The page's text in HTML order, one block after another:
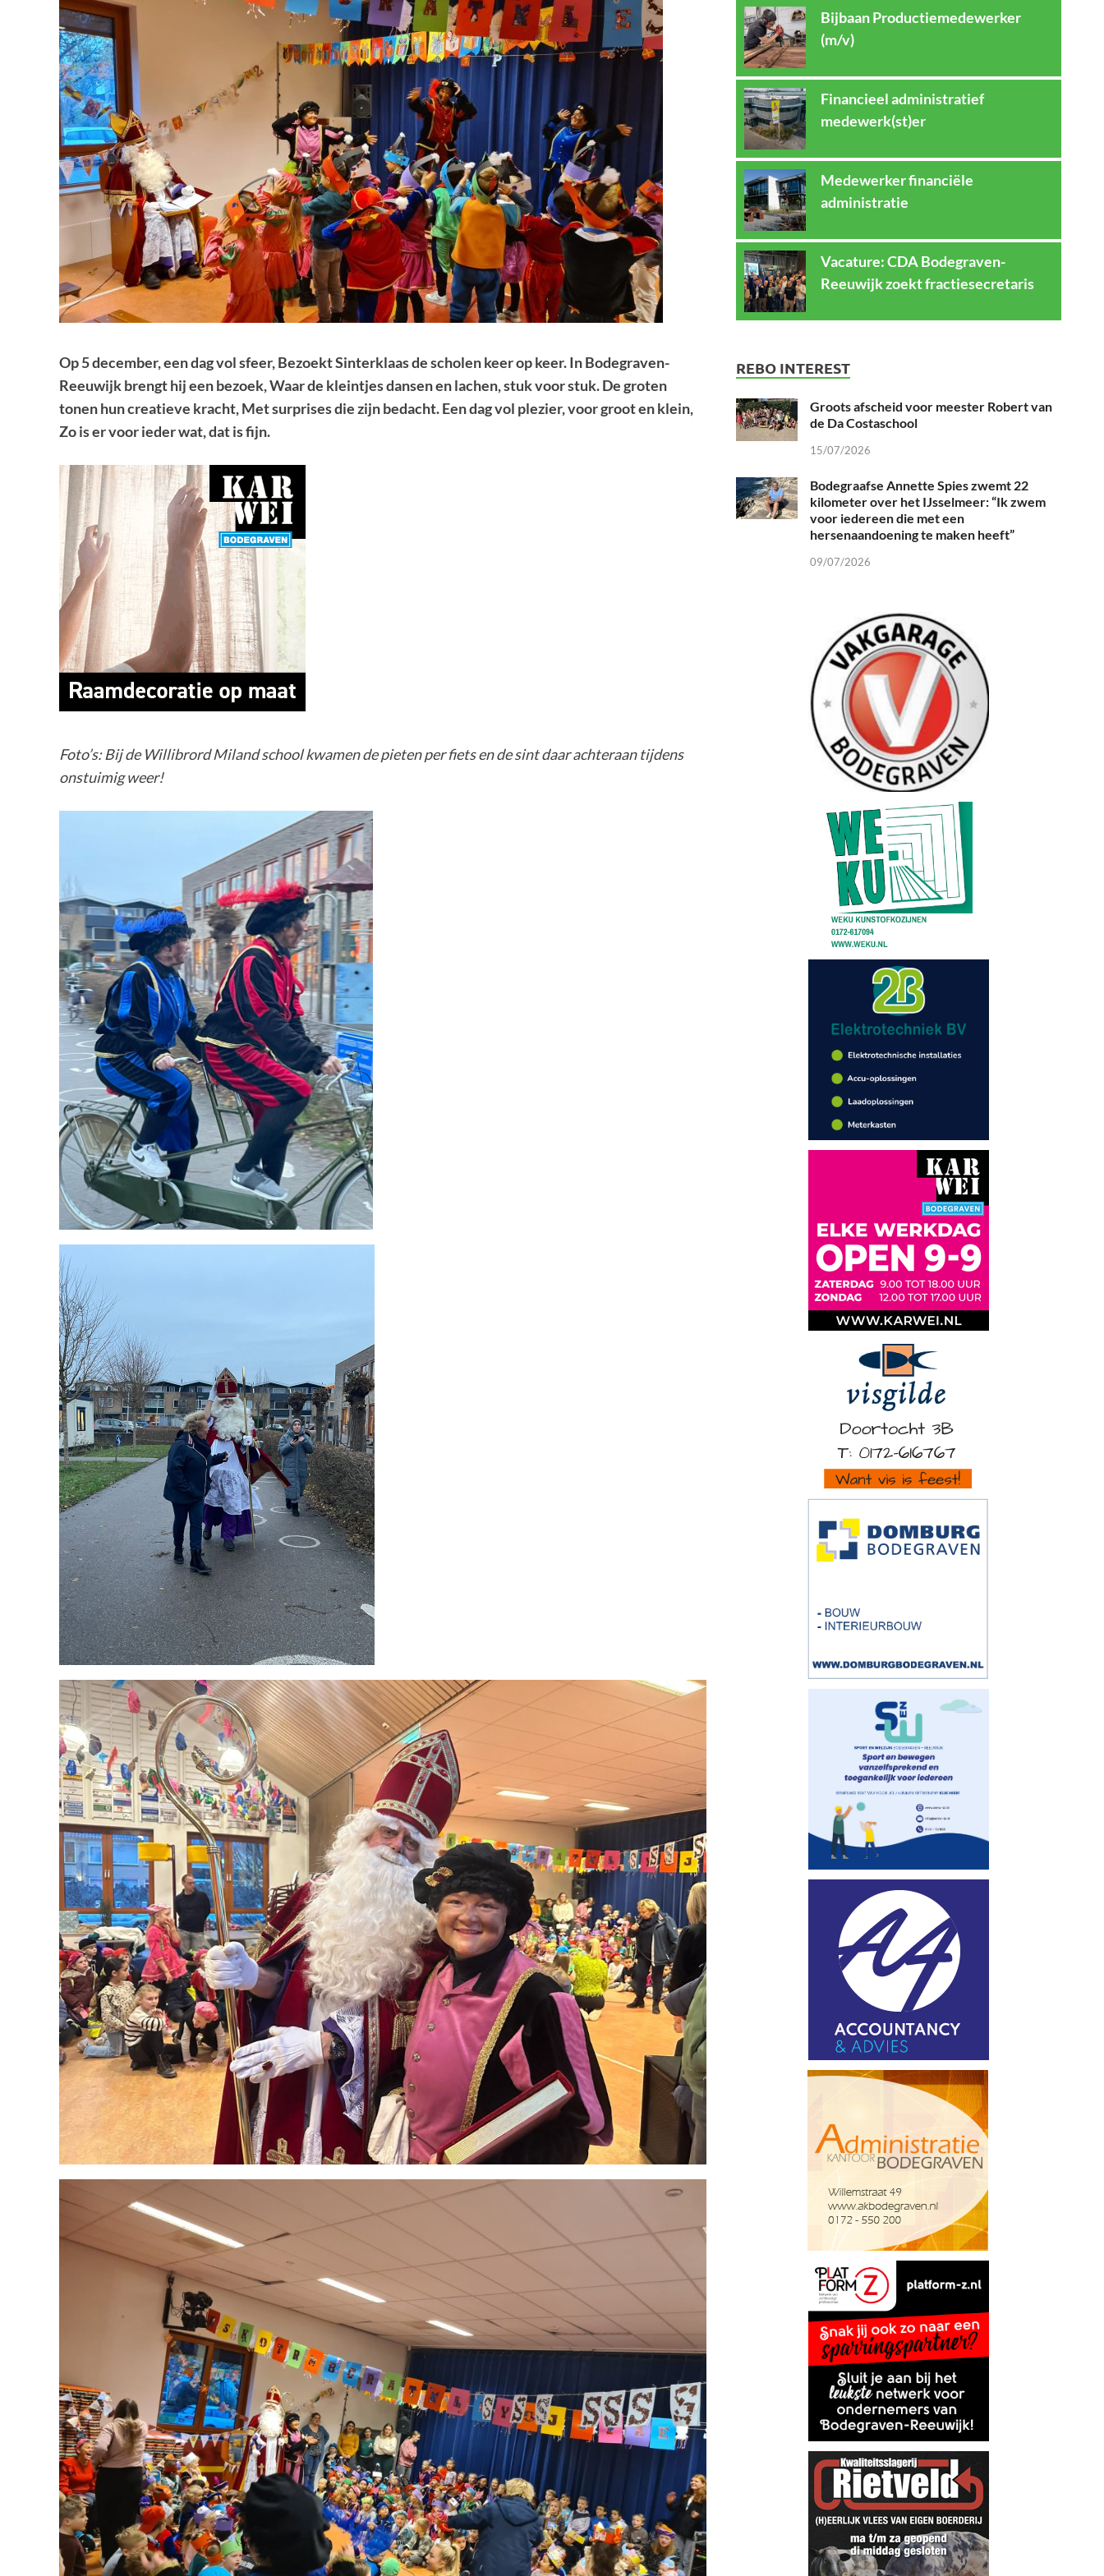
Op 5 december, een dag vol sfeer, Bezoekt Sinterklaas de scholen keer op keer. In Bodegraven-
Reeuwijk brengt hij een bezoek, Waar de kleintjes dansen en lachen, stuk voor stuk. De groten
tonen hun creatieve kracht, Met surprises die zijn bedacht. Een dag vol plezier, voor groot en klein,
Zo is er voor ieder wat, dat is fijn.
Foto’s: Bij de Willibrord Miland school kwamen de pieten per fiets en de sint daar achteraan tijdens
onstuimig weer!
Bijbaan Productiemedewerker
(m/v)
Financieel administratief
medewerk(st)er
Medewerker financiële
administratie
Vacature: CDA Bodegraven-
Reeuwijk zoekt fractiesecretaris
REBO INTEREST
Groots afscheid voor meester Robert van
de Da Costaschool
15/07/2026
Bodegraafse Annette Spies zwemt 22
kilometer over het IJsselmeer: “Ik zwem
voor iedereen die met een
hersenaandoening te maken heeft”
09/07/2026